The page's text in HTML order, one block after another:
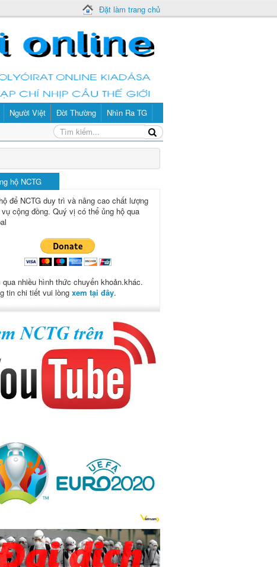
Đặt làm trang chủ
Người Việt Đời Thường Nhìn Ra TG
hộ NCTG
để NCTG duy trì và nâng cao chất lượng
cộng đồng. Quý vị có thể ủng hộ qua
qua nhiều hình thức chuyển khoản.khác.
tin chi tiết vui lòng xem tại đây.